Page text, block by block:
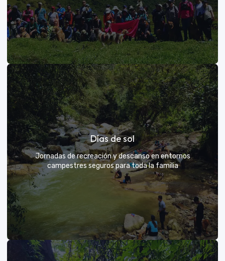
Rutas grupales clásicas
Únete a la manada y descubre nuevos senderos
VER MÁS
Días de sol
Jornadas de recreación y descanso en entornos
campestres seguros para toda la familia